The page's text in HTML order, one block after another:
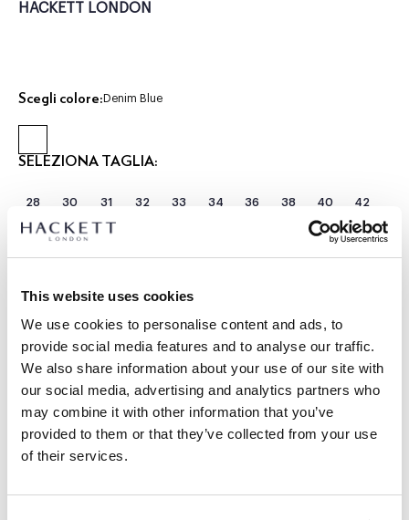
This website uses cookies
We use cookies to personalise content and ads, to
provide social media features and to analyse our traffic.
We also share information about your use of our site with
our social media, advertising and analytics partners who
may combine it with other information that you’ve
provided to them or that they’ve collected from your use
of their services.
HACKETT LONDON
Scegli colore: Denim Blue
SELEZIONA TAGLIA:
28 30 31 32 33 34 36 38 40 42
Seleziona Lunghezza:
|
L’altezza del modello è di:1.88 m
guida alle taglie
DETTAGLI PRODOTTO
DESCRIZIONE
HM212696
SPEDIZIONE E RESI
Consegna gratuita Click & Collect in negozio in 1-2 giorni